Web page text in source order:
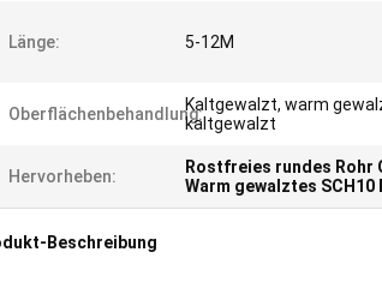
Länge: 5-12M
Oberflächenbehandlung:Kaltgewalzt, warm
kaltgewalzt
Hervorheben: Rostfreies rundes Rohr
Warm gewalztes
Beschreibung